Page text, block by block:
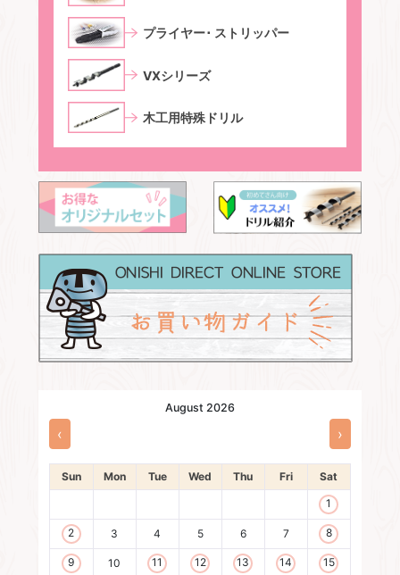
プライヤー･ ストリッパー
VXシリーズ
木工用特殊ドリル
August 2026
‹ ›
Sun Mon Tue Wed Thu Fri
Sat
1
2 3 4 5 6 7 8
9 10 11 12 13 14 15